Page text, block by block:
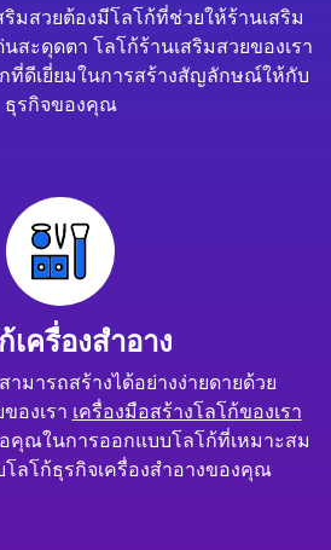
ริมสวยต้องมีโลโก้ที่ช่วยให้ร้านเสริม
สะดุดตา โลโก้ร้านเสริมสวยของเรา
ที่ดีเยี่ยมในการสร้างสัญลักษณ์ให้กับ
ธุรกิจของคุณ
เครื่องสำอาง
ามารถสร้างได้อย่างง่ายดายด้วย
องเรา เครื่องมือสร้างโลโก้ของเรา
คุณในการออกแบบโลโก้ที่เหมาะสม
ลโก้ธุรกิจเครื่องสำอางของคุณ